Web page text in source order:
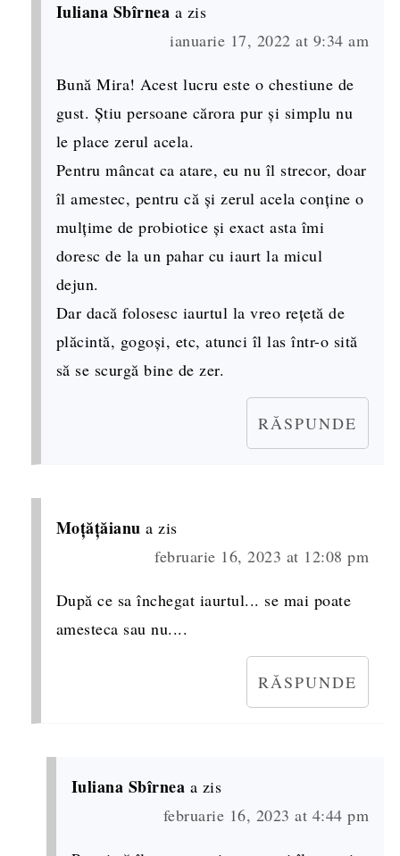
Iuliana Sbîrnea a zis
ianuarie 17, 2022 at 9:34 am
Bună Mira! Acest lucru este o chestiune de
gust. Știu persoane cărora pur și simplu nu
le place zerul acela.
Pentru mâncat ca atare, eu nu îl strecor, doar
îl amestec, pentru că și zerul acela conține o
mulțime de probiotice și exact asta îmi
doresc de la un pahar cu iaurt la micul
dejun.
Dar dacă folosesc iaurtul la vreo rețetă de
plăcintă, gogoși, etc, atunci îl las într-o sită
să se scurgă bine de zer.
RĂSPUNDE
Moțățăianu a zis
februarie 16, 2023 at 12:08 pm
După ce sa închegat iaurtul... se mai poate
amesteca sau nu....
RĂSPUNDE
Iuliana Sbîrnea a zis
februarie 16, 2023 at 4:44 pm